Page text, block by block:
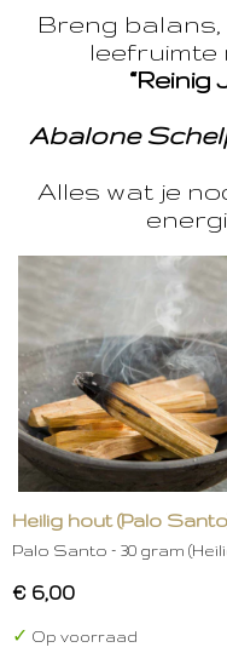
Breng balans,
leefruimte
“Reinig
Abalone
Alles wat je
Heilig hout (Palo
Palo Santo – 30 gram
€ 6,00
✓ Op voorraad